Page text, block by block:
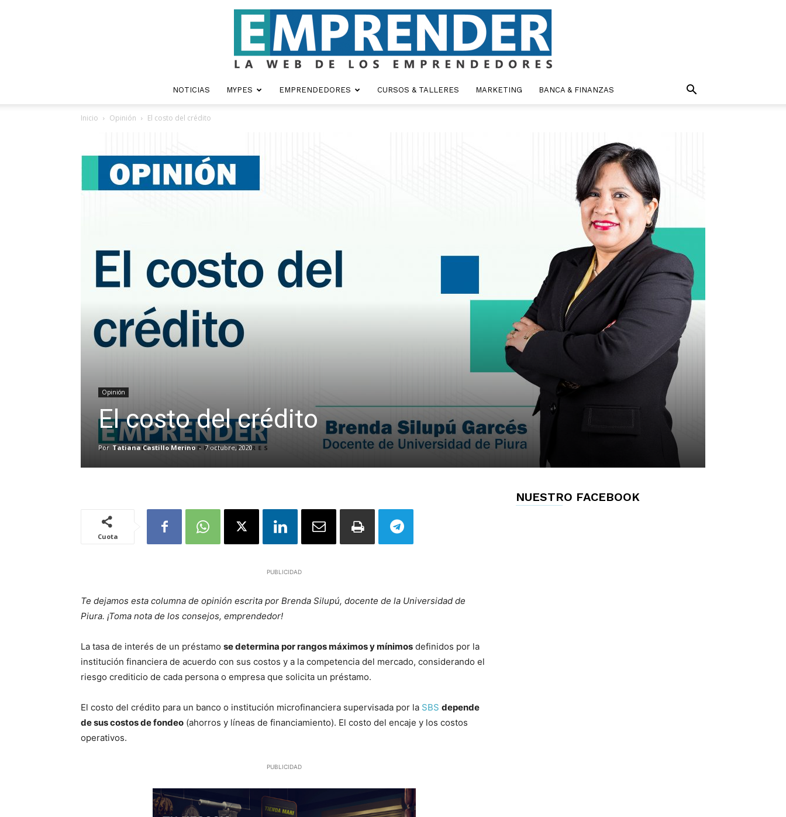
NOTICIAS MYPES EMPRENDEDORES CURSOS & TALLERES MARKETING BANCA & FINANZAS
Inicio Opinión El costo del crédito
Opinión
El costo del crédito
Por Tatiana Castillo Merino - 7 octubre, 2020
Cuota
PUBLICIDAD
Te dejamos esta columna de opinión escrita por Brenda Silupú, docente de la Universidad de
Piura. ¡Toma nota de los consejos, emprendedor!
La tasa de interés de un préstamo se determina por rangos máximos y mínimos definidos por la
institución financiera de acuerdo con sus costos y a la competencia del mercado, considerando el
riesgo crediticio de cada persona o empresa que solicita un préstamo.
El costo del crédito para un banco o institución microfinanciera supervisada por la SBS depende
de sus costos de fondeo (ahorros y líneas de financiamiento). El costo del encaje y los costos
operativos.
PUBLICIDAD
NUESTRO FACEBOOK